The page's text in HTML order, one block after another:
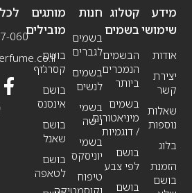
מידע
שימושי
אודות
יצירת
קשר
שאלות
נוספות
בלוג
הזמנת
בושם
חנות
בשמים
לגברים
בשמים
לנשים
בשמי
נישה
בשמי
יוניסקס
טיפוח
וקוסמטיקה
קטלוג
בשמים
הבשמים
הנמכרים
ביותר
בשמים
מיניאטורים
/ דוגמיות
בושם
לפי צבע
בושם
מותגים
מובילים
בושם
קסרג’וף
בושם
אינסנס
בושם
שאנל
בושם
לטאפה
060